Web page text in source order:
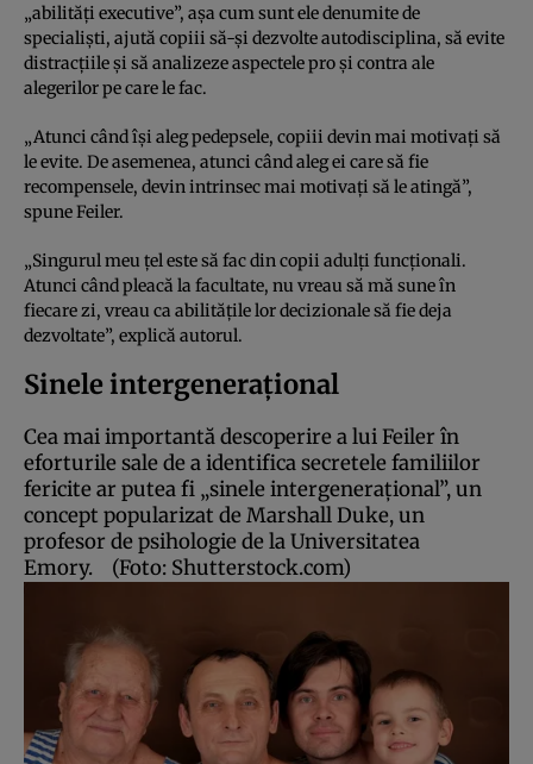
„abilităţi executive”, aşa cum sunt ele denumite de
specialişti, ajută copiii să-şi dezvolte autodisciplina, să evite
distracţiile şi să analizeze aspectele pro şi contra ale
alegerilor pe care le fac.
„Atunci când îşi aleg pedepsele, copiii devin mai motivaţi să
le evite. De asemenea, atunci când aleg ei care să fie
recompensele, devin intrinsec mai motivaţi să le atingă”,
spune Feiler.
„Singurul meu ţel este să fac din copii adulţi funcţionali.
Atunci când pleacă la facultate, nu vreau să mă sune în
fiecare zi, vreau ca abilităţile lor decizionale să fie deja
dezvoltate”, explică autorul.
Sinele intergeneraţional
Cea mai importantă descoperire a lui Feiler în
eforturile sale de a identifica secretele familiilor
fericite ar putea fi „sinele intergeneraţional”, un
concept popularizat de Marshall Duke, un
profesor de psihologie de la Universitatea
Emory. (Foto: Shutterstock.com)